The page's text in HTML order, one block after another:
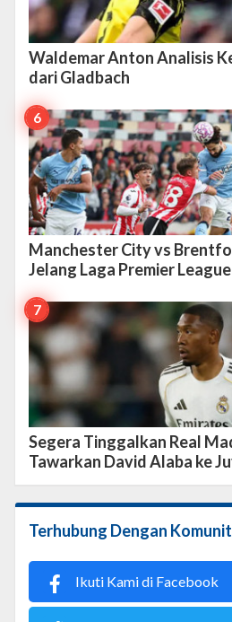
Waldemar Anton Analisis
dari Gladbach
Manchester City vs
Jelang Laga Premier League
Segera Tinggalkan Real
Tawarkan David Alaba ke
Terhubung Dengan
Ikuti Kami di Facebook